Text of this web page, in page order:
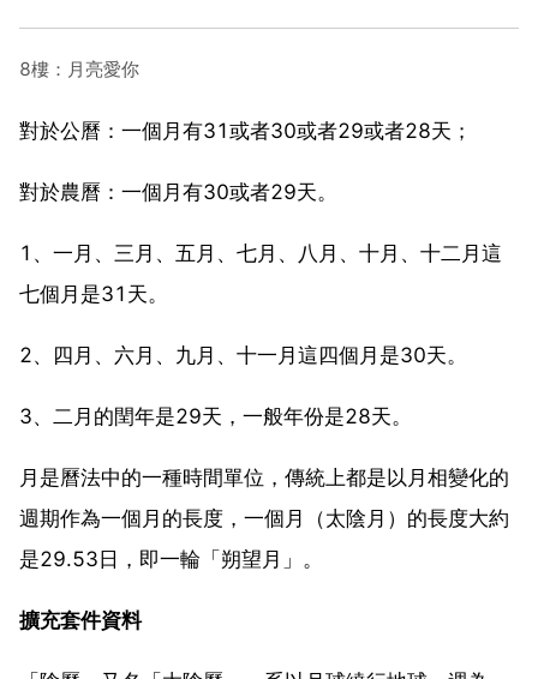
8樓：月亮愛你
對於公曆：一個月有31或者30或者29或者28天；
對於農曆：一個月有30或者29天。
1、一月、三月、五月、七月、八月、十月、十二月這
七個月是31天。
2、四月、六月、九月、十一月這四個月是30天。
3、二月的閏年是29天，一般年份是28天。
月是曆法中的一種時間單位，傳統上都是以月相變化的
週期作為一個月的長度，一個月（太陰月）的長度大約
是29.53日，即一輪「朔望月」。
擴充套件資料